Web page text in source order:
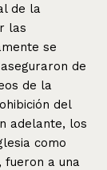
de la
las
se
de
de la
del
adelante, los
como
fueron a una